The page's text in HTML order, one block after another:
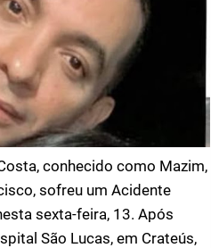
conhecido como Mazim,
sofreu um Acidente
sexta-feira, 13. Após
São Lucas, em Crateús,